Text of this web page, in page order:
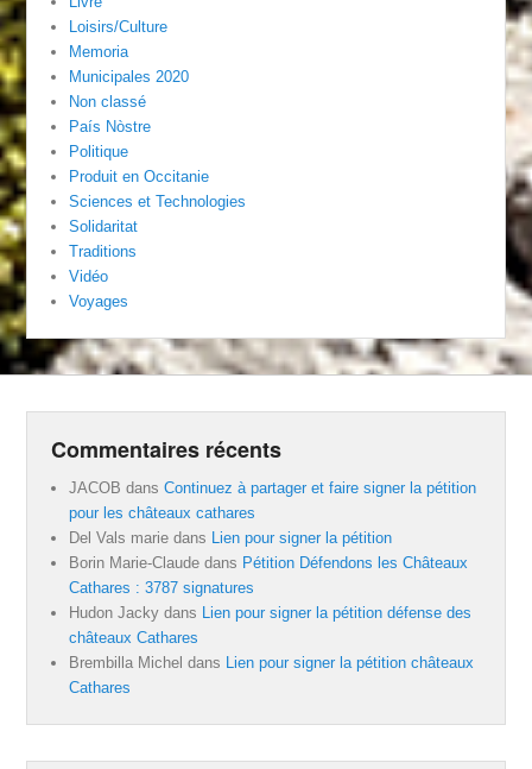
Loisirs/Culture
Memoria
Municipales 2020
Non classé
País Nòstre
Politique
Produit en Occitanie
Sciences et Technologies
Solidaritat
Traditions
Vidéo
Voyages
Commentaires récents
JACOB dansContinuez à partager et faire signer la pétition
pour les châteaux cathares
Del Vals marie dans
Lien pour signer la pétition
Borin Marie-Claude dans Pétition Défendons les Châteaux
Cathares : 3787 signatures
Hudon Jacky dans
Lien pour signer la pétition défense des
châteaux Cathares
Brembilla Michel dans
Lien pour signer la pétition châteaux
Cathares